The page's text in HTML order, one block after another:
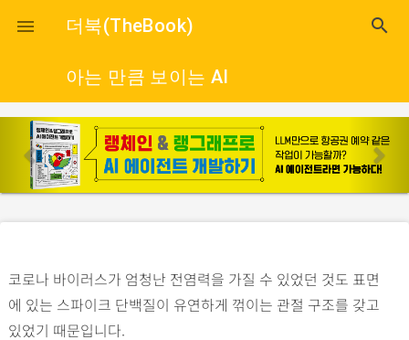
close
 더북(TheBook) search
아는 만큼 보이는 AI
p
r
e
u
s
e
x
코로나 바이러스가 엄청난 전염력을 가질 수 있었던 것도 표면
에 있는 스파이크 단백질이 유연하게 꺾이는 관절 구조를 갖고
있었기 때문입니다.